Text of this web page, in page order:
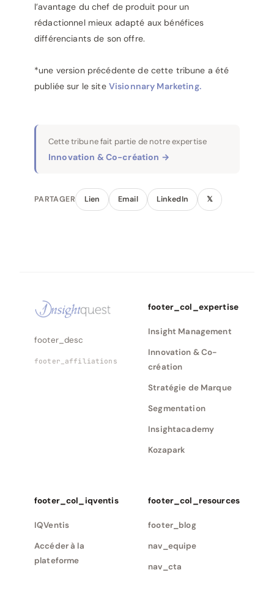
l’avantage du chef de produit pour un
rédactionnel mieux adapté aux bénéfices
différenciants de son offre.
*une version précédente de cette tribune a été
publiée sur le site Visionnary Marketing.
Cette tribune fait partie de notre expertise
Innovation & Co-création →
PARTAGER Lien Email LinkedIn 𝕏
footer_desc
footer_affiliations
footer_col_expertise
Insight Management
Innovation & Co-
création
Stratégie de Marque
Segmentation
Insightacademy
Kozapark
footer_col_iqventis
IQVentis
Accéder à la
plateforme
footer_col_resources
footer_blog
nav_equipe
nav_cta